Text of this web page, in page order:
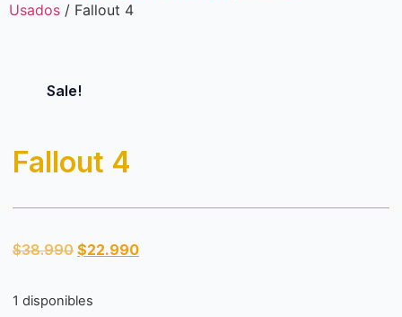
Usados / Fallout 4
Sale!
Fallout 4
$38.990 $22.990
1 disponibles